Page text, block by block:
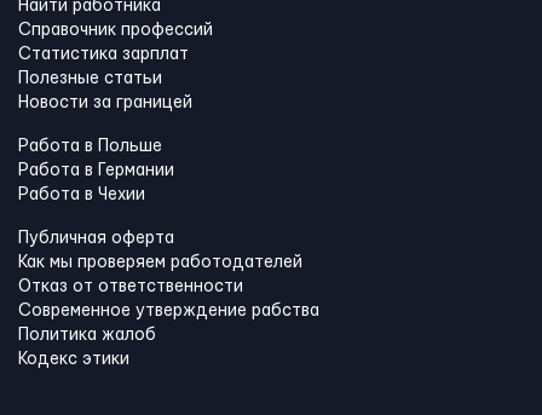
Найти работника
Справочник профессий
Статистика зарплат
Полезные статьи
Новости за границей
Работа в Польше
Работа в Германии
Работа в Чехии
Публичная оферта
Как мы проверяем работодателей
Отказ от ответственности
Современное утверждение рабства
Политика жалоб
Кодекс этики